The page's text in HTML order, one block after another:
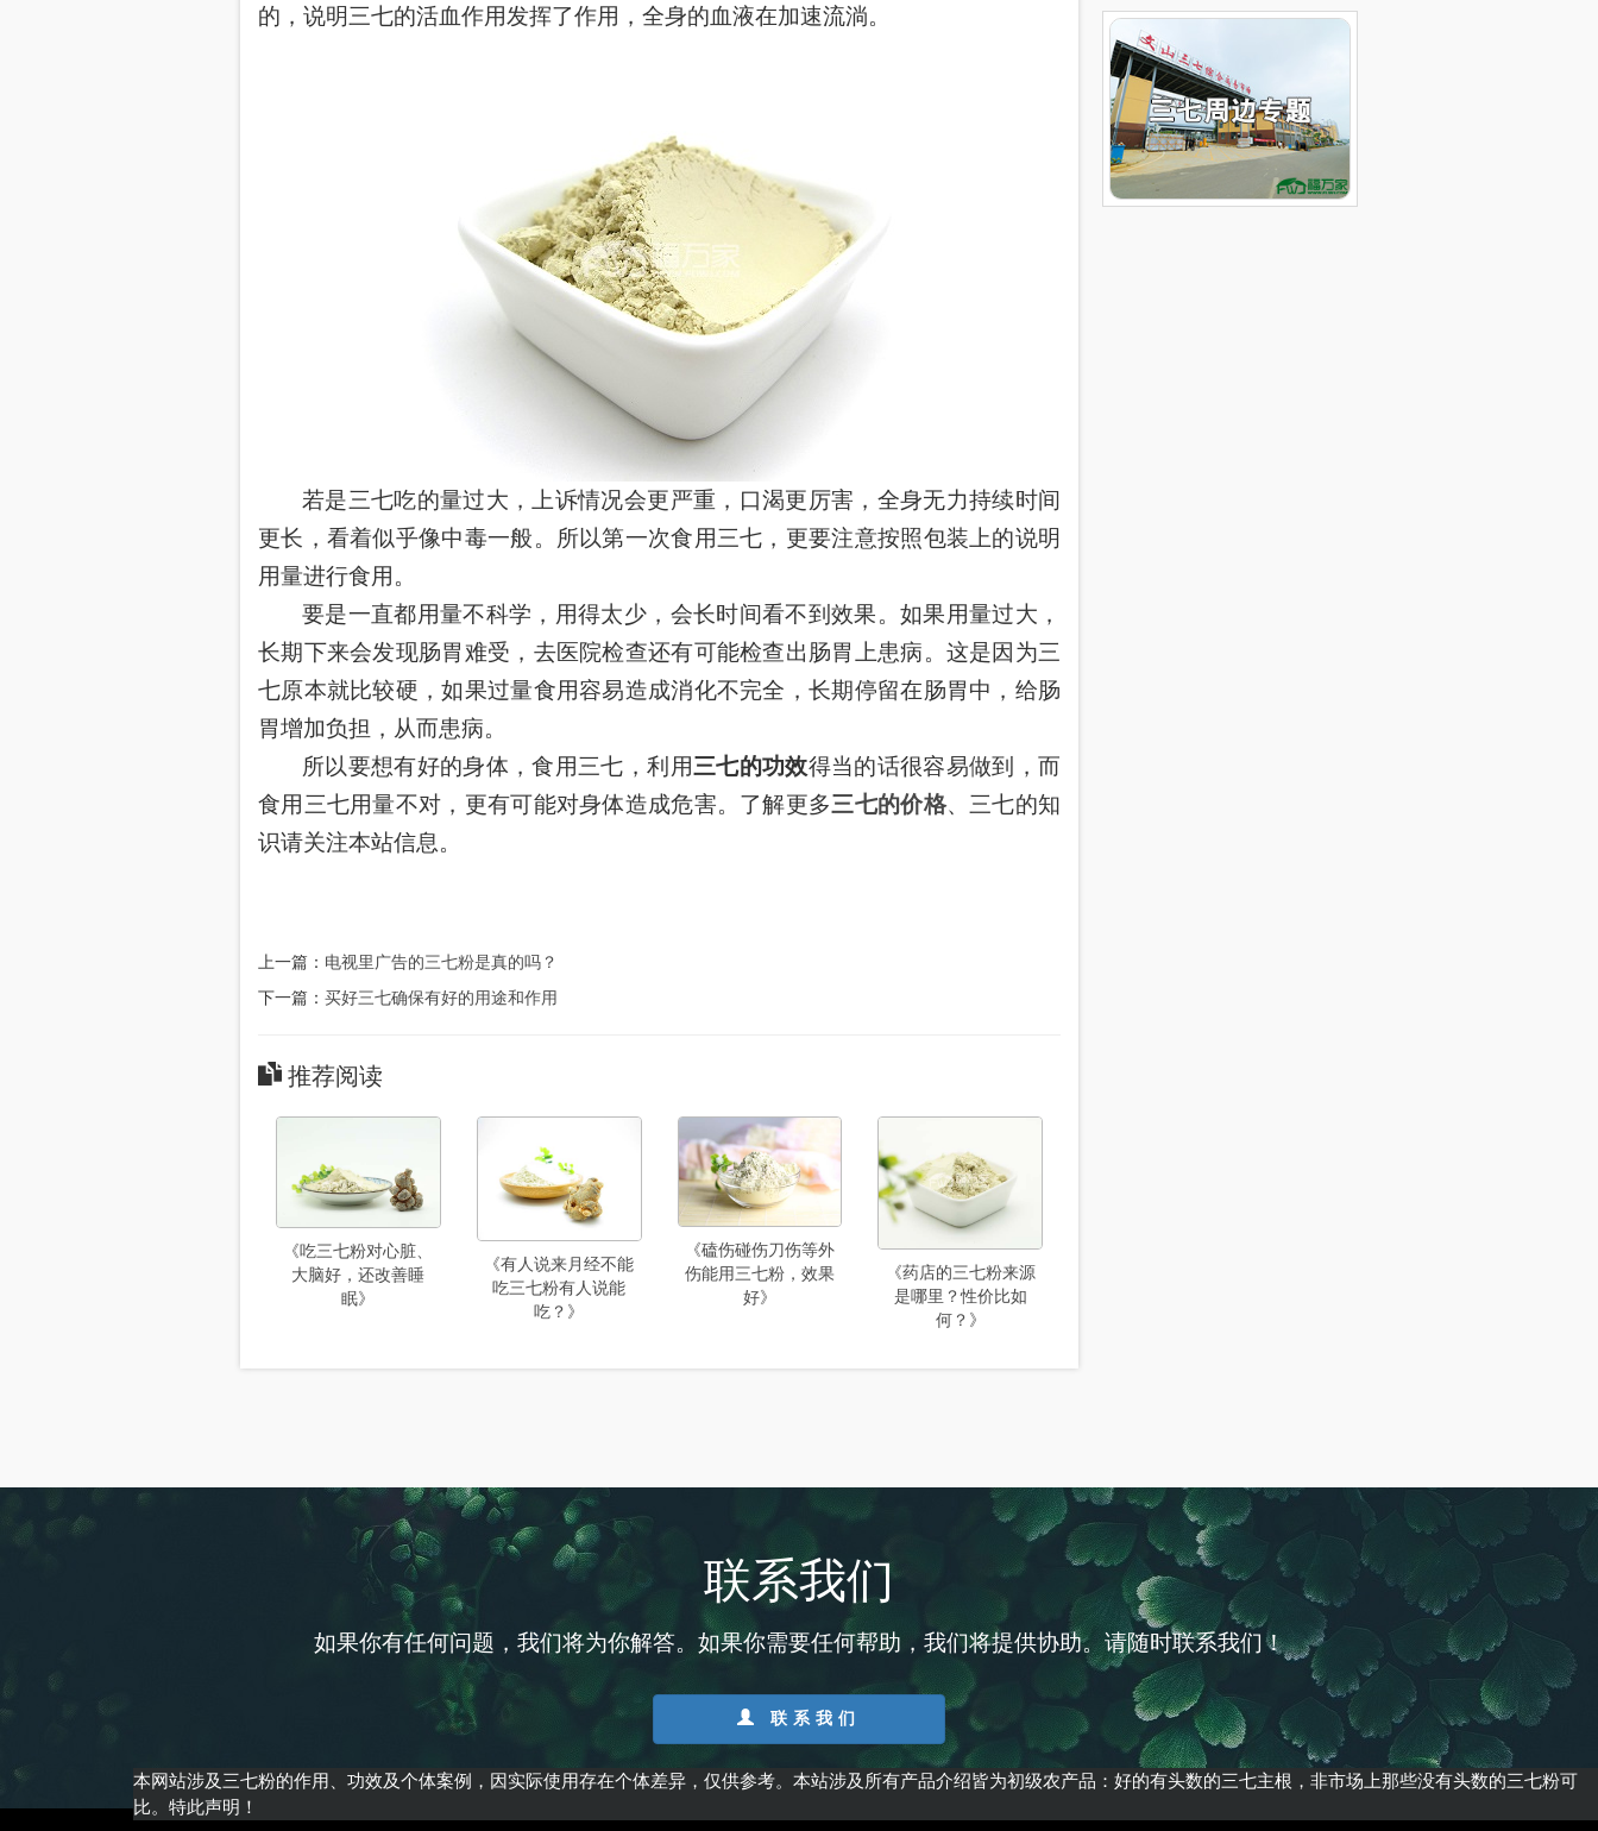
的，说明三七的活血作用发挥了作用，全身的血液在加速流淌。
若是三七吃的量过大，上诉情况会更严重，口渴更厉害，全身无力持续时间
更长，看着似乎像中毒一般。所以第一次食用三七，更要注意按照包装上的说明
用量进行食用。
要是一直都用量不科学，用得太少，会长时间看不到效果。如果用量过大，
长期下来会发现肠胃难受，去医院检查还有可能检查出肠胃上患病。这是因为三
七原本就比较硬，如果过量食用容易造成消化不完全，长期停留在肠胃中，给肠
胃增加负担，从而患病。
所以要想有好的身体，食用三七，利用三七的功效得当的话很容易做到，而
食用三七用量不对，更有可能对身体造成危害。了解更多三七的价格、三七的知
识请关注本站信息。
上一篇： 电视里广告的三七粉是真的吗？
下一篇： 买好三七确保有好的用途和作用
推荐阅读
《吃三七粉对心脏、
大脑好，还改善睡
眠》
《有人说来月经不能
吃三七粉有人说能
吃？》
《磕伤碰伤刀伤等外
伤能用三七粉，效果
好》
《药店的三七粉来源
是哪里？性价比如
何？》
联系我们
如果你有任何问题，我们将为你解答。如果你需要任何帮助，我们将提供协助。请随时联系我们！
联系我们
本网站涉及三七粉的作用、功效及个体案例，因实际使用存在个体差异，仅供参考。本站涉及所有产品介绍皆为初级农产品：好的有头数的三七主根，非市场上那些没有头数的三七粉可
比。特此声明！